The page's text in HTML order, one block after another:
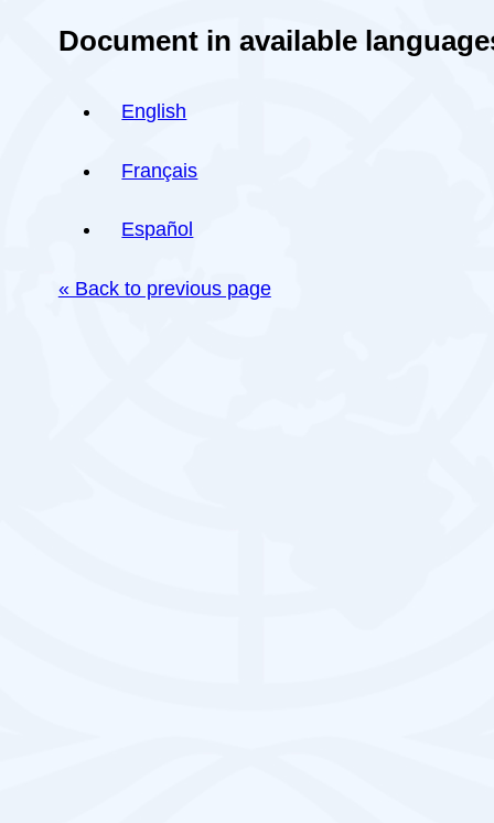
Document in available
English
Français
Español
« Back to previous page